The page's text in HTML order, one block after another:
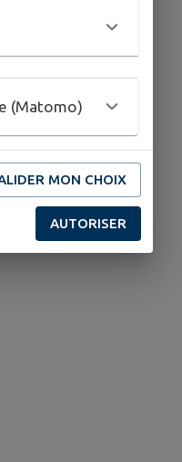
(Matomo)
MON CHOIX
AUTORISER